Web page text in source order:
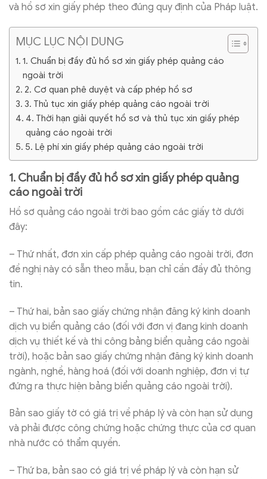
và hồ sơ xin giấy phép theo đúng quy định của Pháp luật.
MỤC LỤC NỘI DUNG
1. Chuẩn bị đầy đủ hồ sơ xin giấy phép quảng cáo
ngoài trời
2. Cơ quan phê duyệt và cấp phép hồ sơ
3. Thủ tục xin giấy phép quảng cáo ngoài trời
4. Thời hạn giải quyết hồ sơ và thủ tục xin giấy phép
quảng cáo ngoài trời
5. Lệ phí xin giấy phép quảng cáo ngoài trời
1. Chuẩn bị đầy đủ hồ sơ xin giấy phép quảng
cáo ngoài trời
Hồ sơ quảng cáo ngoài trời bao gồm các giấy tờ dưới
đây:
– Thứ nhất, đơn xin cấp phép quảng cáo ngoài trời, đơn
đề nghị này có sẵn theo mẫu, bạn chỉ cần đầy đủ thông
tin.
– Thứ hai, bản sao giấy chứng nhận đăng ký kinh doanh
dịch vụ biển quảng cáo (đối với đơn vị đang kinh doanh
dịch vụ thiết kế và thi công bảng biển quảng cáo ngoài
trời), hoặc bản sao giấy chứng nhận đăng ký kinh doanh
ngành, nghề, hàng hoá (đối với doanh nghiệp, đơn vị tự
đứng ra thực hiện bảng biển quảng cáo ngoài trời).
Bản sao giấy tờ có giá trị về pháp lý và còn hạn sử dụng
và phải được công chứng hoặc chứng thực của cơ quan
nhà nước có thẩm quyền.
– Thứ ba, bản sao có giá trị về pháp lý và còn hạn sử